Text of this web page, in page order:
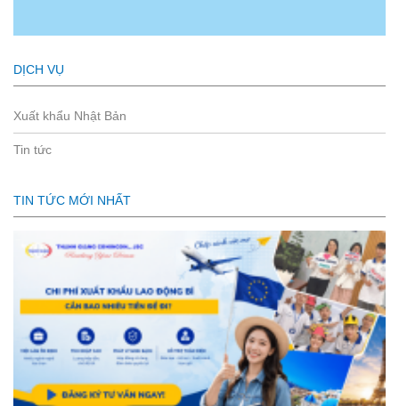
DỊCH VỤ
Xuất khẩu Nhật Bản
Tin tức
TIN TỨC MỚI NHẤT